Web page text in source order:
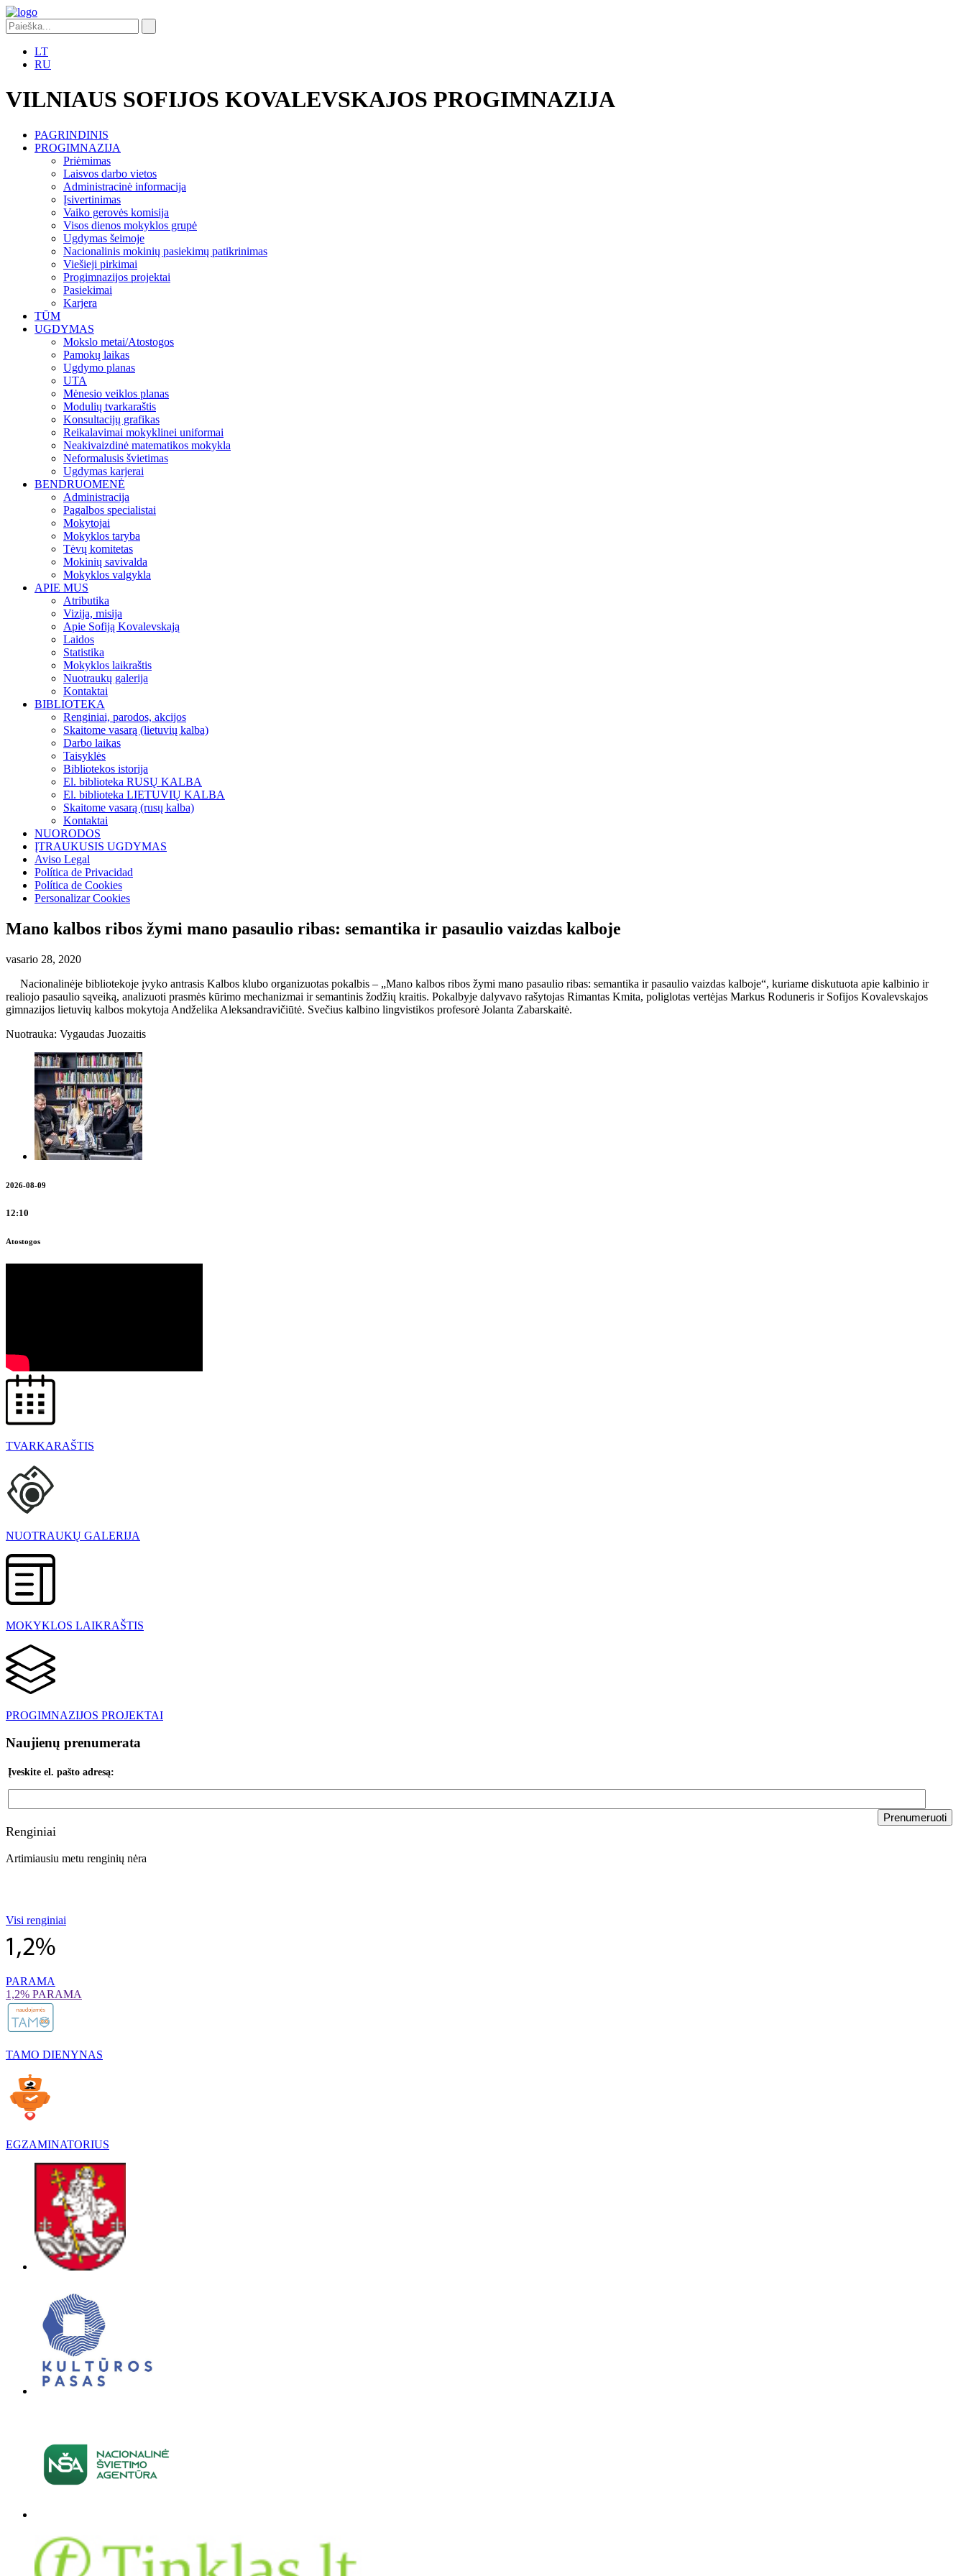
LT
RU
VILNIAUS SOFIJOS KOVALEVSKAJOS PROGIMNAZIJA
PAGRINDINIS
PROGIMNAZIJA
Priėmimas
Laisvos darbo vietos
Administracinė informacija
Įsivertinimas
Vaiko gerovės komisija
Visos dienos mokyklos grupė
Ugdymas šeimoje
Nacionalinis mokinių pasiekimų patikrinimas
Viešieji pirkimai
Progimnazijos projektai
Pasiekimai
Karjera
TŪM
UGDYMAS
Mokslo metai/Atostogos
Pamokų laikas
Ugdymo planas
UTA
Mėnesio veiklos planas
Modulių tvarkaraštis
Konsultacijų grafikas
Reikalavimai mokyklinei uniformai
Neakivaizdinė matematikos mokykla
Neformalusis švietimas
Ugdymas karjerai
BENDRUOMENĖ
Administracija
Pagalbos specialistai
Mokytojai
Mokyklos taryba
Tėvų komitetas
Mokinių savivalda
Mokyklos valgykla
APIE MUS
Atributika
Vizija, misija
Apie Sofiją Kovalevskają
Laidos
Statistika
Mokyklos laikraštis
Nuotraukų galerija
Kontaktai
BIBLIOTEKA
Renginiai, parodos, akcijos
Skaitome vasarą (lietuvių kalba)
Darbo laikas
Taisyklės
Bibliotekos istorija
El. biblioteka RUSŲ KALBA
El. biblioteka LIETUVIŲ KALBA
Skaitome vasarą (rusų kalba)
Kontaktai
NUORODOS
ĮTRAUKUSIS UGDYMAS
Aviso Legal
Política de Privacidad
Política de Cookies
Personalizar Cookies
Mano kalbos ribos žymi mano pasaulio ribas: semantika ir pasaulio vaizdas kalboje
vasario 28, 2020
Nacionalinėje bibliotekoje įvyko antrasis Kalbos klubo organizuotas pokalbis – „Mano kalbos ribos žymi mano pasaulio ribas: semantika ir pasaulio vaizdas kalboje“, kuriame diskutuota apie kalbinio ir
realiojo pasaulio sąveiką, analizuoti prasmės kūrimo mechanizmai ir semantinis žodžių kraitis. Pokalbyje dalyvavo rašytojas Rimantas Kmita, poliglotas vertėjas Markus Roduneris ir Sofijos Kovalevskajos
gimnazijos lietuvių kalbos mokytoja Andželika Aleksandravičiūtė. Svečius kalbino lingvistikos profesorė Jolanta Zabarskaitė.
Nuotrauka: Vygaudas Juozaitis
2026-08-09
12:10
Atostogos
TVARKARAŠTIS
NUOTRAUKŲ GALERIJA
MOKYKLOS LAIKRAŠTIS
PROGIMNAZIJOS PROJEKTAI
Naujienų prenumerata
Įveskite el. pašto adresą:
Renginiai
Artimiausiu metu renginių nėra
Visi renginiai
PARAMA
1,2% PARAMA
TAMO DIENYNAS
EGZAMINATORIUS